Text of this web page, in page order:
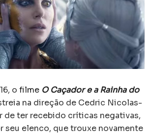
o filme O Caçador e a Rainha do
na direção de Cedric Nicolas-
de ter recebido críticas negativas,
seu elenco, que trouxe novamente